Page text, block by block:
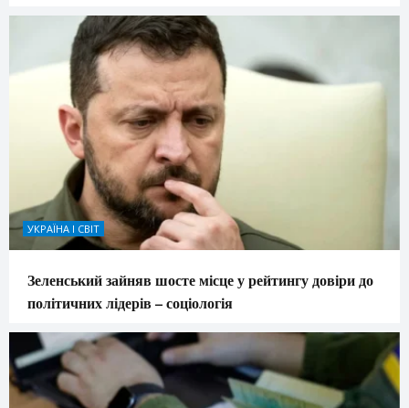
УКРАЇНА І СВІТ
Зеленський зайняв шосте місце у рейтингу довіри до
політичних лідерів – соціологія